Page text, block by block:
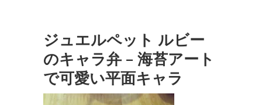
ジュエルペット ルビー
のキャラ弁 – 海苔アート
で可愛い平面キャラ